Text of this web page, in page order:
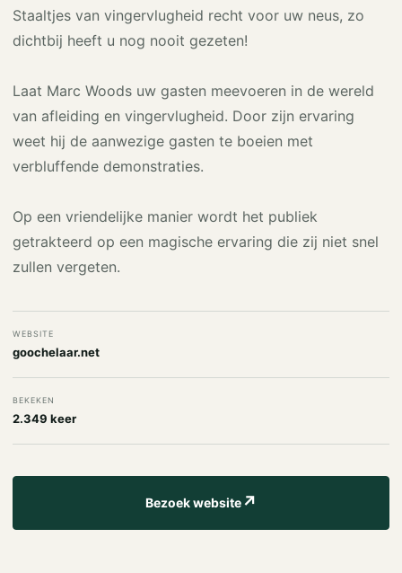
Staaltjes van vingervlugheid recht voor uw neus, zo
dichtbij heeft u nog nooit gezeten!
Laat Marc Woods uw gasten meevoeren in de wereld
van afleiding en vingervlugheid. Door zijn ervaring
weet hij de aanwezige gasten te boeien met
verbluffende demonstraties.
Op een vriendelijke manier wordt het publiek
getrakteerd op een magische ervaring die zij niet snel
zullen vergeten.
WEBSITE
goochelaar.net
BEKEKEN
2.349 keer
Bezoek website↗